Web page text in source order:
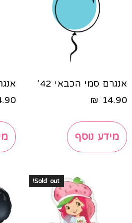
אנגרם סמי הכבאי 42'
14.90
₪
מידע נוסף
Sold out!